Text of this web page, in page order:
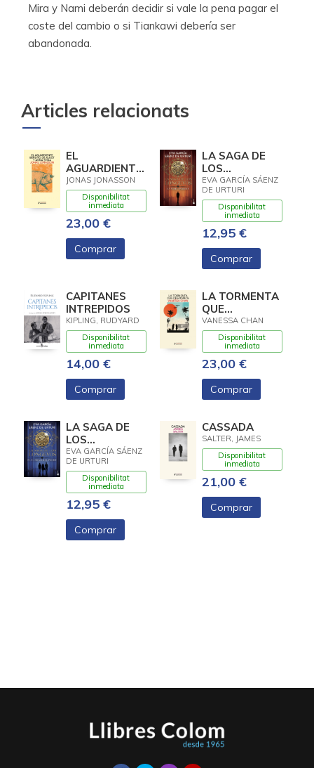
Mira y Nami deberán decidir si vale la pena pagar el
coste del cambio o si Tiankawi debería ser
abandonada.
Articles relacionats
EL
AGUARDIENTE
BENDITO DE
ALGOT Y ANNA
STINA
JONAS JONASSON
Disponibilitat
inmediata
23,00 €
Comprar
LA SAGA DE
LOS
LONGEVOS 1.
LA VIEJA
FAMILIA
EVA GARCÍA SÁENZ
DE URTURI
Disponibilitat
inmediata
12,95 €
Comprar
CAPITANES
INTREPIDOS
KIPLING, RUDYARD
Disponibilitat
inmediata
14,00 €
Comprar
LA TORMENTA
QUE
DESATAMOS
VANESSA CHAN
Disponibilitat
inmediata
23,00 €
Comprar
LA SAGA DE
LOS
LONGEVOS 3.
EL CAMINO
DEL PADRE
EVA GARCÍA SÁENZ
DE URTURI
Disponibilitat
inmediata
12,95 €
Comprar
CASSADA
SALTER, JAMES
Disponibilitat
inmediata
21,00 €
Comprar